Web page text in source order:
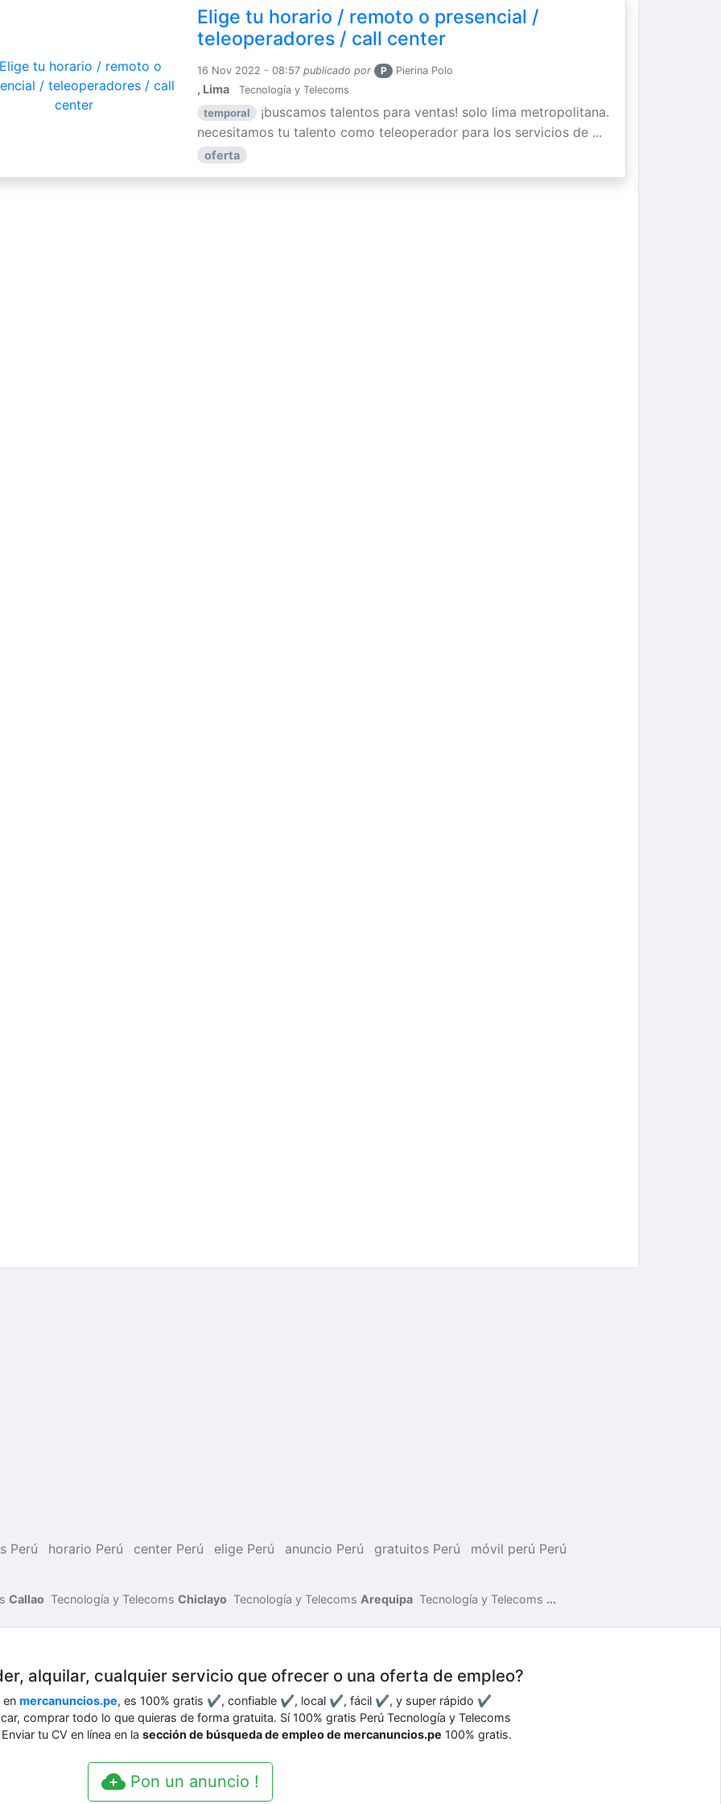
Elige tu horario / remoto o presencial /
teleoperadores / call center
16 Nov 2022 - 08:57 publicado por P Pierina Polo
, Lima Tecnología y Telecoms
temporal
¡buscamos talentos para ventas! solo lima metropolitana.
necesitamos tu talento como teleoperador para los servicios de ...
oferta
Perú horario Perú center Perú elige Perú anuncio Perú gratuitos Perú móvil perú Perú
Callao Tecnología y Telecoms Chiclayo Tecnología y Telecoms Arequipa Tecnología y Telecoms ...
alquilar, cualquier servicio que ofrecer o una oferta de empleo?
en mercanuncios.pe, es 100% gratis ✔, confiable ✔, local ✔, fácil ✔, y super rápido ✔
comprar todo lo que quieras de forma gratuita. Sí 100% gratis Perú Tecnología y Telecoms
tu CV en línea en la sección de búsqueda de empleo de mercanuncios.pe 100% gratis.
Pon un anuncio !